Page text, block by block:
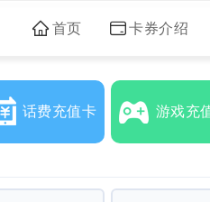
首页 卡券介绍
话费充值卡 游戏充